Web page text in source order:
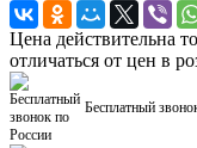
Цена действительна
отличаться от цен в
Бесплатный